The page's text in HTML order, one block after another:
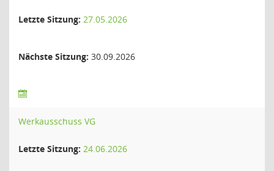
Letzte Sitzung: 27.05.2026
Nächste Sitzung: 30.09.2026
Werkausschuss VG
Letzte Sitzung: 24.06.2026